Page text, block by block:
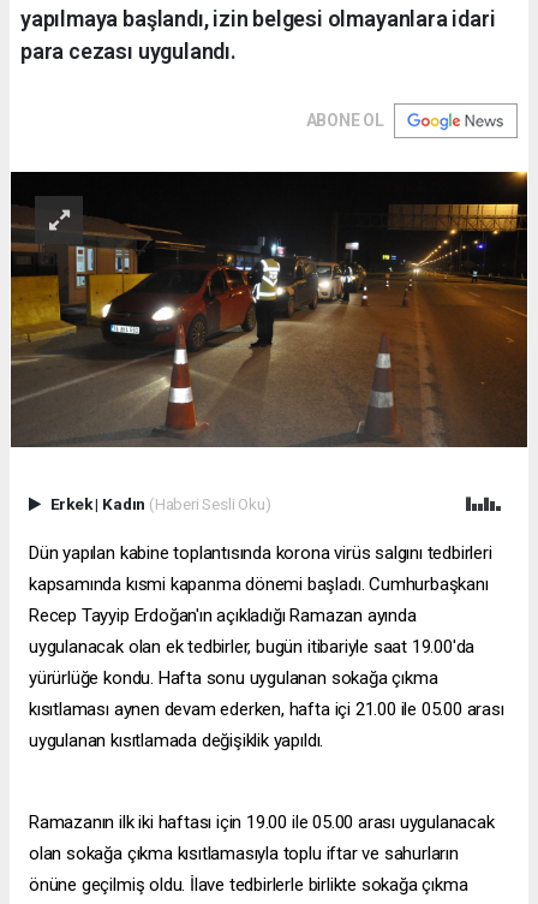
yapılmaya başlandı, izin belgesi olmayanlara idari
para cezası uygulandı.
ABONE OL
Erkek| Kadın (Haberi Sesli Oku)
Dün yapılan kabine toplantısında korona virüs salgını tedbirleri
kapsamında kısmi kapanma dönemi başladı. Cumhurbaşkanı
Recep Tayyip Erdoğan'ın açıkladığı Ramazan ayında
uygulanacak olan ek tedbirler, bugün itibariyle saat 19.00'da
yürürlüğe kondu. Hafta sonu uygulanan sokağa çıkma
kısıtlaması aynen devam ederken, hafta içi 21.00 ile 05.00 arası
uygulanan kısıtlamada değişiklik yapıldı.
Ramazanın ilk iki haftası için 19.00 ile 05.00 arası uygulanacak
olan sokağa çıkma kısıtlamasıyla toplu iftar ve sahurların
önüne geçilmiş oldu. İlave tedbirlerle birlikte sokağa çıkma